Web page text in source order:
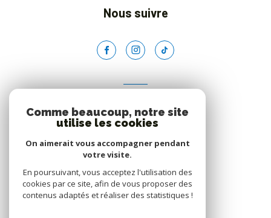
Nous suivre
Nous adhérons
Comme beaucoup, notre site
utilise les cookies
On aimerait vous accompagner pendant
votre visite.
En poursuivant, vous acceptez l'utilisation des
cookies par ce site, afin de vous proposer des
contenus adaptés et réaliser des statistiques !